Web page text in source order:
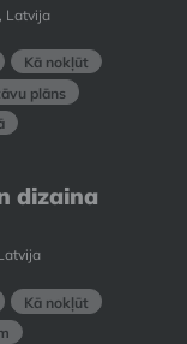
Latvija
Kā nokļūt
plāns
dizaina
Kā nokļūt